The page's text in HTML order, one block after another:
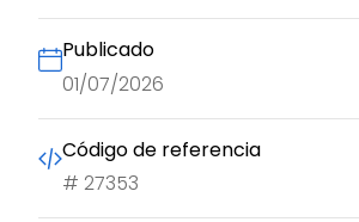
Publicado
01/07/2026
Código de referencia
# 27353